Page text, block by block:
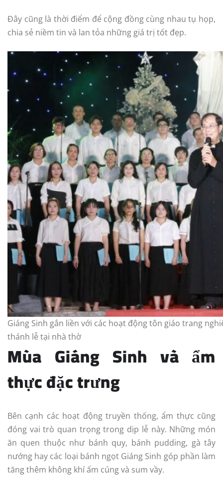
Đây cũng là thời điểm để cộng đồng cùng nhau tụ họp,
chia sẻ niềm tin và lan tỏa những giá trị tốt đẹp.
Giáng Sinh gắn liền với các hoạt động tôn giáo trang
thánh lễ tại nhà thờ
Mùa Giáng Sinh và ẩm
thực đặc trưng
Bên cạnh các hoạt động truyền thống, ẩm thực cũng
đóng vai trò quan trọng trong dịp lễ này. Những món
ăn quen thuộc như bánh quy, bánh pudding, gà tây
nướng hay các loại bánh ngọt Giáng Sinh góp phần làm
tăng thêm không khí ấm cúng và sum vầy.